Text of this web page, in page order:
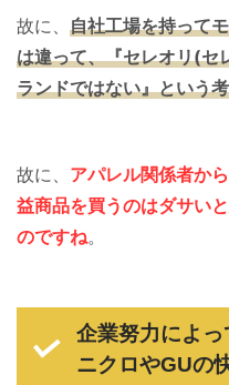
故に、 自社工場を持って
は違って、『セレオリ(セ
ランドではない』という
故に、 アパレル関係者か
益商品を買うのはダサい
のですね。
企業努力によ
ニクロやGUの